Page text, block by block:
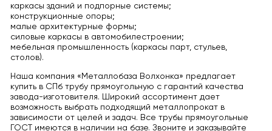
каркасы зданий и подпорные системы;
конструкционные опоры;
малые архитектурные формы;
силовые каркасы в автомобилестроении;
мебельная промышленность (каркасы парт, стульев,
столов).
Наша компания «Металлобаза Волхонка» предлагает
купить в СПб трубу прямоугольную с гарантий качества
завода-изготовителя. Широкий ассортимент дает
возможность выбрать подходящий металлопрокат в
зависимости от целей и задач. Все трубы прямоугольные
ГОСТ имеются в наличии на базе. Звоните и заказывайте